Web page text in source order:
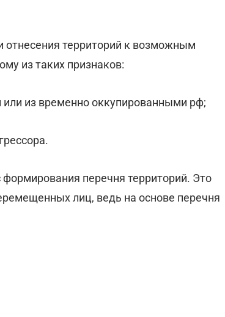
отнесения территорий к возможным
из таких признаков:
или из временно оккупированными рф;
перечня территорий. Это
лиц, ведь на основе перечня